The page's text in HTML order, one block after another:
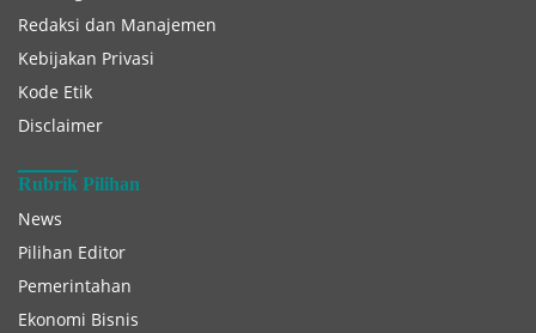
Redaksi dan Manajemen
Kebijakan Privasi
Kode Etik
Disclaimer
Rubrik Pilihan
News
Pilihan Editor
Pemerintahan
Ekonomi Bisnis